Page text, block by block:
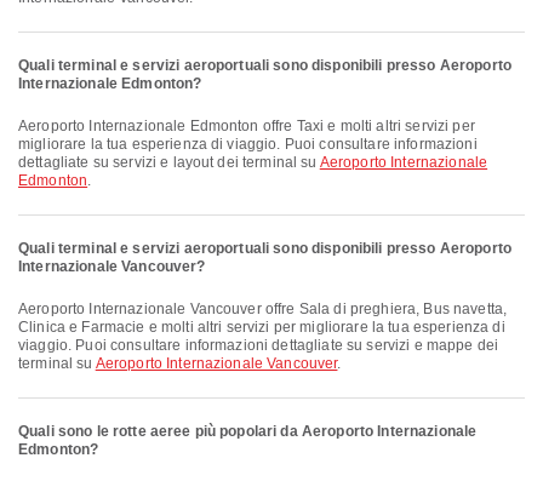
Quali terminal e servizi aeroportuali sono disponibili presso Aeroporto
Internazionale Edmonton?
Aeroporto Internazionale Edmonton offre Taxi e molti altri servizi per
migliorare la tua esperienza di viaggio. Puoi consultare informazioni
dettagliate su servizi e layout dei terminal su Aeroporto Internazionale
Edmonton.
Quali terminal e servizi aeroportuali sono disponibili presso Aeroporto
Internazionale Vancouver?
Aeroporto Internazionale Vancouver offre Sala di preghiera, Bus navetta,
Clinica e Farmacie e molti altri servizi per migliorare la tua esperienza di
viaggio. Puoi consultare informazioni dettagliate su servizi e mappe dei
terminal su Aeroporto Internazionale Vancouver.
Quali sono le rotte aeree più popolari da Aeroporto Internazionale
Edmonton?